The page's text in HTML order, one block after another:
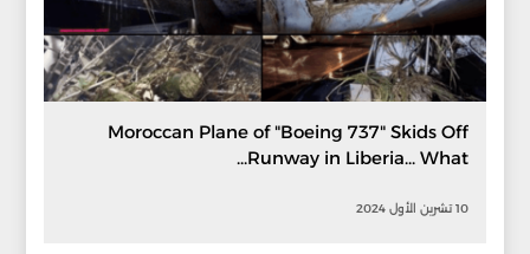
Moroccan Plane of "Boeing 737" Skids Off
Runway in Liberia... What...
10 تشرين الأول 2024